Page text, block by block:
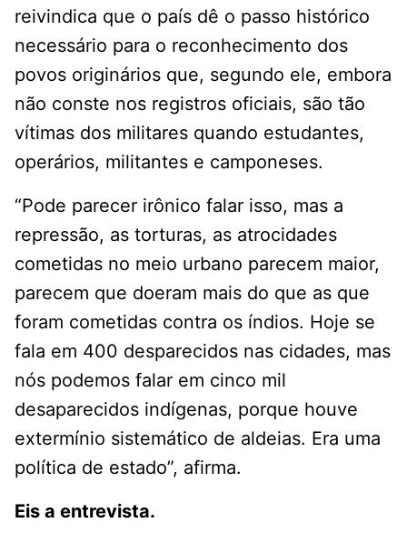
reivindica que o país dê o passo histórico
necessário para o reconhecimento dos
povos originários que, segundo ele, embora
não conste nos registros oficiais, são tão
vítimas dos militares quando estudantes,
operários, militantes e camponeses.
“Pode parecer irônico falar isso, mas a
repressão, as torturas, as atrocidades
cometidas no meio urbano parecem maior,
parecem que doeram mais do que as que
foram cometidas contra os índios. Hoje se
fala em 400 desparecidos nas cidades, mas
nós podemos falar em cinco mil
desaparecidos indígenas, porque houve
extermínio sistemático de aldeias. Era uma
política de estado”, afirma.
Eis a entrevista.